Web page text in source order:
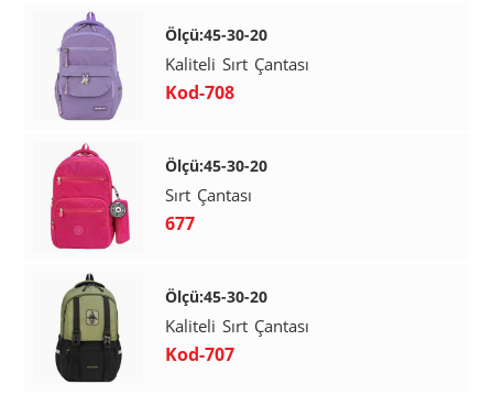
Ölçü:45-30-20
Kaliteli Sırt Çantası
Kod-708
Ölçü:45-30-20
Sırt Çantası
677
Ölçü:45-30-20
Kaliteli Sırt Çantası
Kod-707